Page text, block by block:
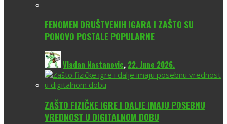
FENOMEN DRUŠTVENIH IGARA I ZAŠTO SU
PONOVO POSTALE POPULARNE
Vladan Nastanovic, 22. June 2026.
ZAŠTO FIZIČKE IGRE I DALJE IMAJU POSEBNU
VREDNOST U DIGITALNOM DOBU